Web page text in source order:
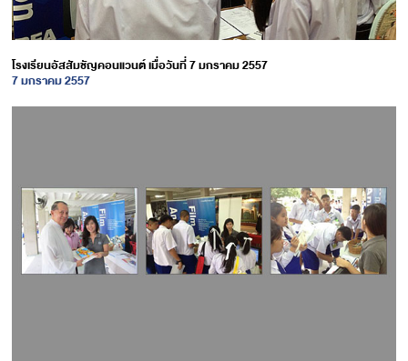
โรงเรียนอัสสัมชัญคอนแวนต์ เมื่อวันที่ 7 มกราคม 2557
7 มกราคม 2557